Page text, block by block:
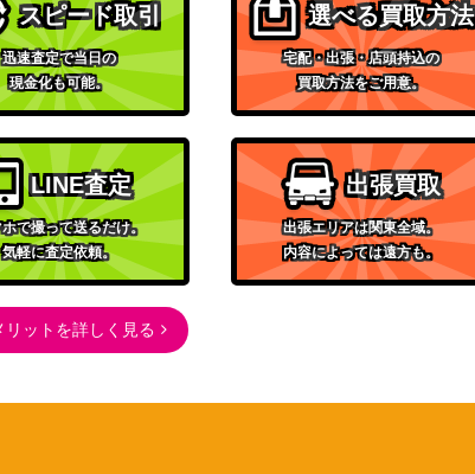
Nintendo
2,700
ブシロード
2,400
ブシロード
25,000
KONAMI
4,400
KONAMI
6,000
Nintendo
1,000
ブシロード
14,000
KONAMI 3,300
】
（混沌を制す者）
スピード取引
迅速査定で当日の
現金化も可能。
選べる買取方法
宅配・出張・店頭持込の
買取方法をご用意。
LINE査定
で撮って送るだけ。
気軽に査定依頼。
出張買取
出張エリアは関東全域。
内容によっては遠方も。
リットを詳しく見る